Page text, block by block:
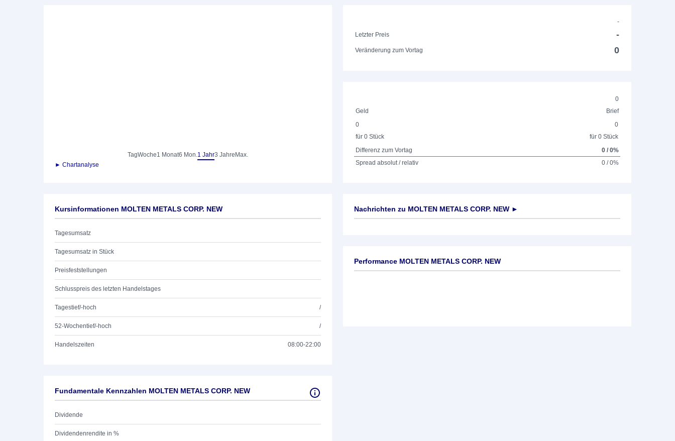
TagWoche1 Monat6 Mon.1 Jahr3 Jahre Max.
► Chartanalyse
-
Letzter Preis
-
Veränderung zum Vortag 0
0
Geld
Brief
0
für 0 Stück
0
für 0 Stück
Differenz zum Vortag
0 / 0%
Spread absolut / relativ
0 / 0%
Kursinformationen MOLTEN METALS CORP. NEW
Tagesumsatz
Tagesumsatz in Stück
Preisfeststellungen
Schlusspreis des letzten Handelstages
Tagestief/-hoch /
52-Wochentief/-hoch /
Handelszeiten 08:00-22:00
Fundamentale Kennzahlen MOLTEN METALS CORP. NEW
Dividende
Dividendenrendite in %
Nachrichten zu MOLTEN METALS CORP. NEW ►
Performance MOLTEN METALS CORP. NEW